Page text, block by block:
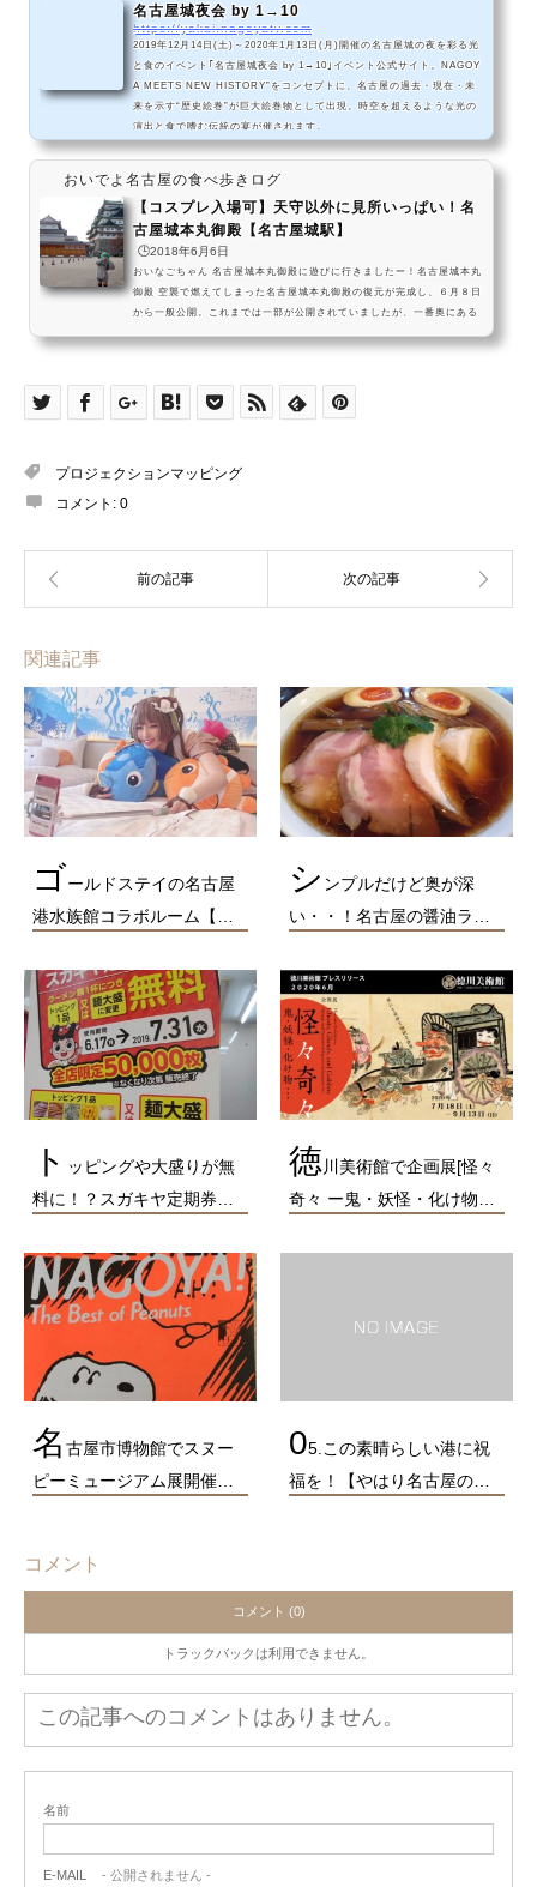
名古屋城夜会 by 1→10
https://yakai.nagoyatv.com
2019年12月14日(土)～2020年1月13日(月)開催の名古屋城の夜を彩る光
と食のイベント｢名古屋城夜会 by 1→10｣イベント公式サイト。NAGOY
A MEETS NEW HISTORY”をコンセプトに、名古屋の過去・現在・未
来を示す“歴史絵巻”が巨大絵巻物として出現。時空を超えるような光の
演出と食で嗜む伝統の宴が催されます。
おいでよ名古屋の食べ歩きログ
【コスプレ入場可】天守以外に見所いっぱい！名
古屋城本丸御殿【名古屋城駅】
🕒️2018年6月6日
おいなごちゃん 名古屋城本丸御殿に遊びに行きましたー！名古屋城本丸
御殿 空襲で燃えてしまった名古屋城本丸御殿の復元が完成し、６月８日
から一般公開。これまでは一部が公開されていましたが、一番奥にある
止になりましたが、名古屋城自体は営業中なのです。国特別史跡（国宝
相当）の石垣や堀、燃えなかった木造の櫓（...
プロジェクションマッピング
コメント: 0
関連記事
ゴールドステイの名古屋
港水族館コラボルーム【…
シ ンプルだけど奥が深
い・・！名古屋の醤油ラ…
ト ッピングや大盛りが無
料に！？スガキヤ定期券…
徳川美術館で企画展[怪々
奇々 ー鬼・妖怪・化け物…
名 古屋市博物館でスヌー
ピーミュージアム展開催…
05.この素晴らしい港に祝
福を！【やはり名古屋の…
コメント
コメント (0)
トラックバックは利用できません。
この記事へのコメントはありません。
名前
E-MAIL - 公開されません -